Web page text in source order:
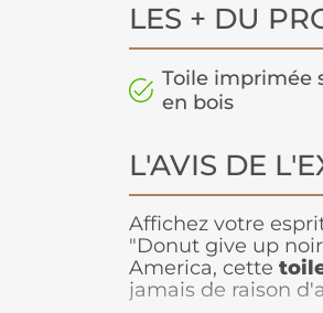
LES + DU
Toile imprimée
en bois
L'AVIS DE
Affichez votre
"Donut give up
America, cette
jamais de raison